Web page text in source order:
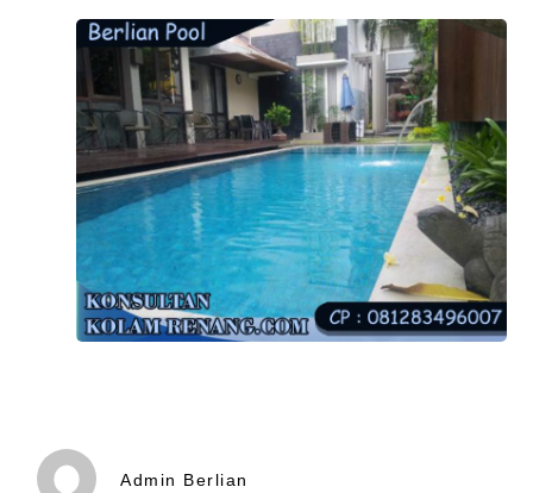
Admin Berlian